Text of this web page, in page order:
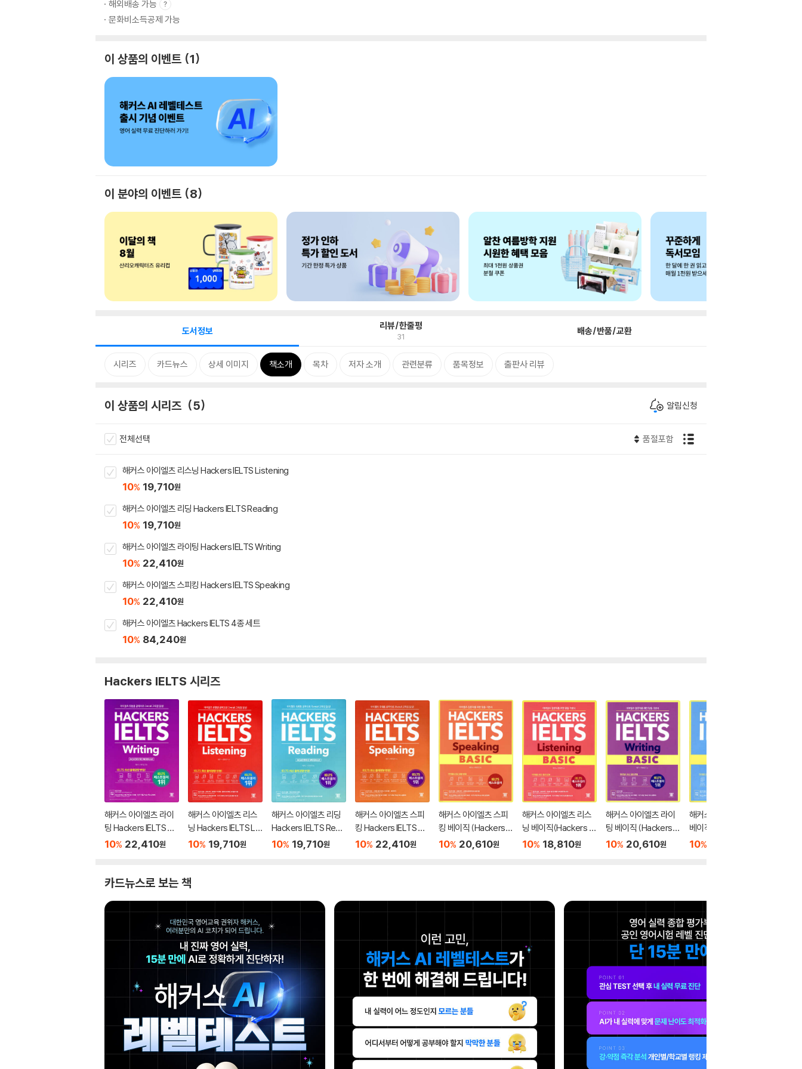
해외배송 가능
문화비소득공제 가능
이 상품의 이벤트 1
이 분야의 이벤트 8
도서정보 리뷰/한줄평
31 배송/반품/교환
시리즈 카드뉴스 상세 이미지 책소개 목차 저자 소개 관련분류 품목정보 출판사 리뷰
이 상품의 시리즈 5 알림신청
전체선택 품절포함
해커스 아이엘츠 리스닝 Hackers IELTS Listening
10% 19,710원
해커스 아이엘츠 리딩 Hackers IELTS Reading
10% 19,710원
해커스 아이엘츠 라이팅 Hackers IELTS Writing
10% 22,410원
해커스 아이엘츠 스피킹 Hackers IELTS Speaking
10% 22,410원
해커스 아이엘츠 Hackers IELTS 4종 세트
10% 84,240원
Hackers IELTS 시리즈
해커스 아이엘츠 라이
팅 Hackers IELTS Wr
iting
10% 22,410원
해커스 아이엘츠 리스
닝 Hackers IELTS Lis
tening
10% 19,710원
해커스 아이엘츠 리딩
Hackers IELTS Read
ing
10% 19,710원
해커스 아이엘츠 스피
킹 Hackers IELTS Sp
eaking
10% 22,410원
해커스 아이엘츠 스피
킹 베이직 (Hackers IE
LTS Speaking Basi
10% 20,610원
해커스 아이엘츠 리스
닝 베이직(Hackers IE
LTS Listening Basic)
10% 18,810원
해커스 아이엘츠 라이
팅 베이직 (Hackers IE
LTS Writing Basic)
10% 20,610원
해커스 아이엘츠 리딩
베이직 (Hackers IELT
S Reading Basic)
10%
카드뉴스로 보는 책